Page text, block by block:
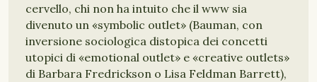
cervello, chi non ha intuito che il www sia
divenuto un «symbolic outlet» (Bauman, con
inversione sociologica distopica dei concetti
utopici di «emotional outlet» e «creative outlets»
di Barbara Fredrickson o Lisa Feldman Barrett),